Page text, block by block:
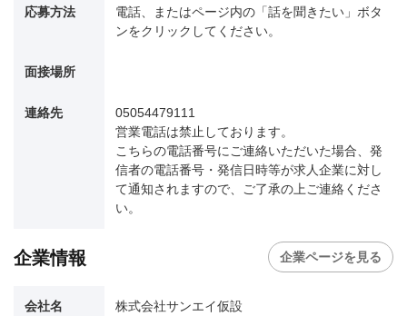
応募方法
電話、またはページ内の「話を聞きたい」ボタ
ンをクリックしてください。
面接場所
連絡先
05054479111
営業電話は禁止しております。
こちらの電話番号にご連絡いただいた場合、発
信者の電話番号・発信日時等が求人企業に対し
て通知されますので、ご了承の上ご連絡くださ
い。
企業情報 企業ページを見る
会社名 株式会社サンエイ仮設